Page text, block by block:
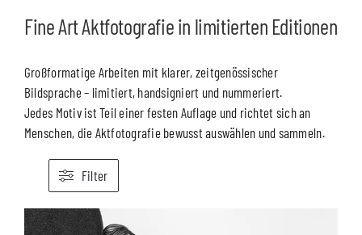
Fine Art Aktfotografie in limitierten Editionen
Großformatige Arbeiten mit klarer, zeitgenössischer
Bildsprache – limitiert, handsigniert und nummeriert.
Jedes Motiv ist Teil einer festen Auflage und richtet sich an
Menschen, die Aktfotografie bewusst auswählen und sammeln.
Filter